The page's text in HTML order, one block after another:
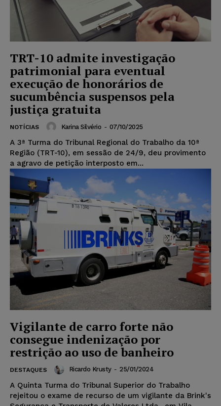
TRT-10 admite investigação
patrimonial para eventual
execução de honorários de
sucumbência suspensos pela
justiça gratuita
NOTÍCIAS Karina Silvério - 07/10/2025
A 3ª Turma do Tribunal Regional do Trabalho da 10ª
Região (TRT-10), em sessão de 24/9, deu provimento
a agravo de petição interposto em...
Vigilante de carro forte não
consegue indenização por
restrição ao uso de banheiro
DESTAQUES Ricardo Krusty - 25/01/2024
A Quinta Turma do Tribunal Superior do Trabalho
rejeitou o exame de recurso de um vigilante da Brink's